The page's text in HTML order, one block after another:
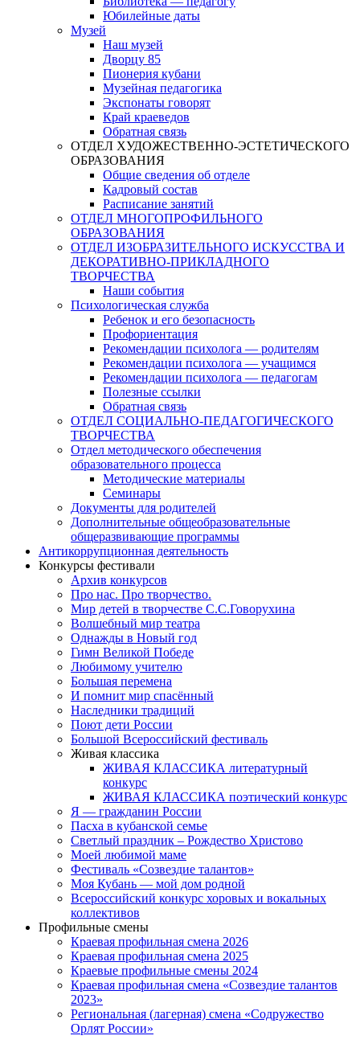
Юбилейные даты
Музей
Наш музей
Дворцу 85
Пионерия кубани
Музейная педагогика
Экспонаты говорят
Край краеведов
Обратная связь
ОТДЕЛ ХУДОЖЕСТВЕННО-ЭСТЕТИЧЕСКОГО
ОБРАЗОВАНИЯ
Общие сведения об отделе
Кадровый состав
Расписание занятий
ОТДЕЛ МНОГОПРОФИЛЬНОГО
ОБРАЗОВАНИЯ
ОТДЕЛ ИЗОБРАЗИТЕЛЬНОГО ИСКУССТВА И
ДЕКОРАТИВНО-ПРИКЛАДНОГО
ТВОРЧЕСТВА
Наши события
Психологическая служба
Ребенок и его безопасность
Профориентация
Рекомендации психолога — родителям
Рекомендации психолога — учащимся
Рекомендации психолога — педагогам
Полезные ссылки
Обратная связь
ОТДЕЛ СОЦИАЛЬНО-ПЕДАГОГИЧЕСКОГО
ТВОРЧЕСТВА
Отдел методического обеспечения
образовательного процесса
Методические материалы
Семинары
Документы для родителей
Дополнительные общеобразовательные
общеразвивающие программы
Антикоррупционная деятельность
Конкурсы фестивали
Архив конкурсов
Про нас. Про творчество.
Мир детей в творчестве С.С.Говорухина
Волшебный мир театра
Однажды в Новый год
Гимн Великой Победе
Любимому учителю
Большая перемена
И помнит мир спасённый
Наследники традиций
Поют дети России
Большой Всероссийский фестиваль
Живая классика
ЖИВАЯ КЛАССИКА литературный
конкурс
ЖИВАЯ КЛАССИКА поэтический конкурс
Я — гражданин России
Пасха в кубанской семье
Светлый праздник – Рождество Христово
Моей любимой маме
Фестиваль «Созвездие талантов»
Моя Кубань — мой дом родной
Всероссийский конкурс хоровых и вокальных
коллективов
Профильные смены
Краевая профильная смена 2026
Краевая профильная смена 2025
Краевые профильные смены 2024
Краевая профильная смена «Созвездие талантов
2023»
Региональная (лагерная) смена «Содружество
Орлят России»